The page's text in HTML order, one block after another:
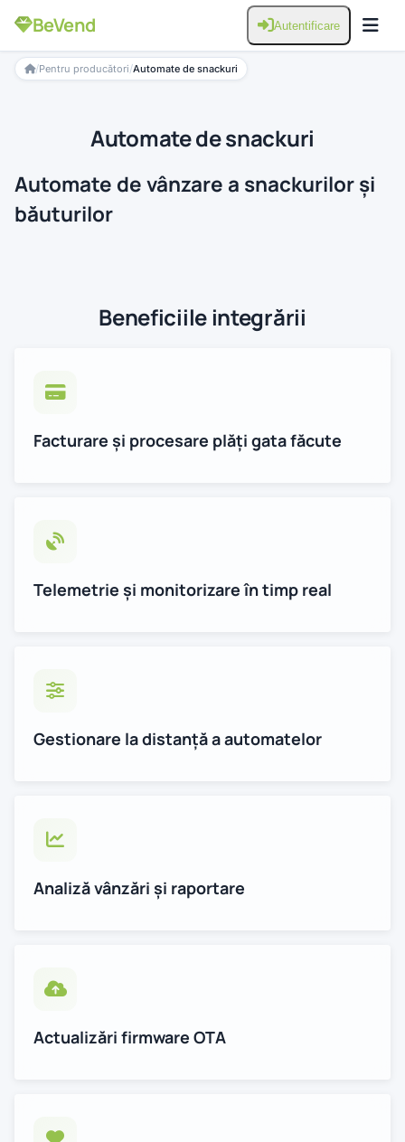
BeVend Autentificare
/Pentru producători/Automate de snackuri
Automate de snackuri
Automate de vânzare a snackurilor și
băuturilor
Beneficiile integrării
Facturare și procesare plăți gata făcute
Telemetrie și monitorizare în timp real
Gestionare la distanță a automatelor
Analiză vânzări și raportare
Actualizări firmware OTA